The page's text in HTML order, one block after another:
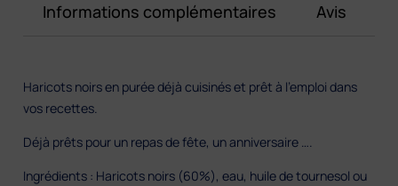
Informations complémentaires Avis
Haricots noirs en purée déjà cuisinés et prêt à l’emploi dans
vos recettes.
Déjà prêts pour un repas de fête, un anniversaire ….
Ingrédients : Haricots noirs (60%), eau, huile de tournesol ou